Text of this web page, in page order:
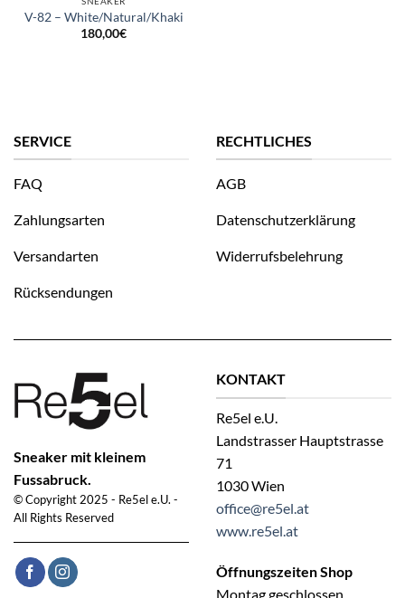
V-82 – White/Natural/Khaki
180,00€
Sneaker mit kleinem
Fussabruck.
© Copyright 2025 - Re5el e.U. -
All Rights Reserved
SERVICE
FAQ
Zahlungsarten
Versandarten
Rücksendungen
RECHTLICHES
AGB
Datenschutzerklärung
Widerrufsbelehrung
KONTAKT
Re5el e.U.
Landstrasser Hauptstrasse
71
1030 Wien
office@re5el.at
www.re5el.at
Öffnungszeiten Shop
Montag geschlossen